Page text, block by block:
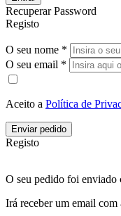
Recuperar Password
Registo
O seu nome *
O seu email *
Aceito a Política de
Enviar pedido
Registo
O seu pedido foi enviado
Irá receber um email com